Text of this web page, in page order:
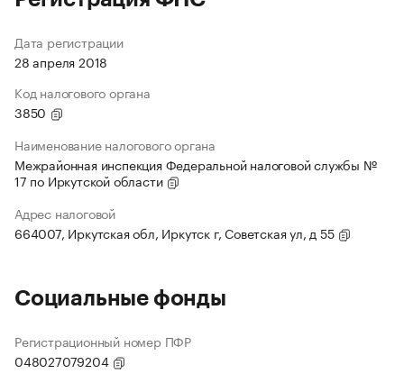
Дата регистрации
28 апреля 2018
Код налогового органа
3850
Наименование налогового органа
Межрайонная инспекция Федеральной налоговой службы №
17 по Иркутской области
Адрес налоговой
664007, Иркутская обл, Иркутск г, Советская ул, д 55
Социальные фонды
Регистрационный номер ПФР
048027079204